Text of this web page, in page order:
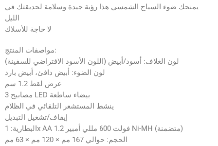
يمنحك ضوء السياج الشمسي هذا رؤية جيدة وسلامة لحديقتك في
الليل
لا حاجة للأسلاك
مواصفات المنتج:
لون الغلاف: أسود/أبيض (اللون الأسود الافتراضي للسفينة)
لون الضوء: أبيض دافئ، أبيض بارد
عرض لقط 1.2 سم
3 مصابيح LED بيضاء ساطعة
ينشط المستشعر التلقائي في الظلام
إيقاف/تشغيل التبديل
البطارية: 1x AA 1.2 فولت 600 مللي أمبير Ni-MH (متضمنة)
الحجم: حوالي 167 مم × 120 مم × 63 مم